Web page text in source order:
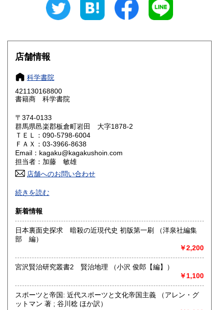
600円 三重県
大阪府
奈良県
鳥取県
岡山県
山口県 600円
香川県 愛媛県
高知県
熊本県 600円 大分県 600円
宮崎県 600円
沖縄県 600円
店舗情報
科学書院
421130168800
書籍商 科学書院
〒374-0133
群馬県邑楽郡板倉町岩田 大字1878-2
ＴＥＬ：090-5798-6004
ＦＡＸ：03-3966-8638
Email：kagaku@kagakushoin.com
担当者：加藤 敏雄
店舗へのお問い合わせ
主として、17世紀以降に発行された書誌学、自然誌、図書館
学、中國学、日本学に関連する外国語（英語、ラテン語、フ
ランス語、ドイツ語、スペイン語など）で記載された基本的
な学術資料を系統的に網羅。
沿線名：-
最寄駅：-
定休日：なし
連絡があれば相談する。
続きを読む
新着情報
日本裏面史探求 暗殺の近現代史 初版第一刷 （洋泉社編集
部 編）
￥2,200
宮沢賢治研究叢書2 賢治地理 （小沢 俊郎【編】）
￥1,100
スポーツと帝国: 近代スポーツと文化帝国主義 （アレン・グ
ットマン 著 ; 谷川稔 ほか訳）